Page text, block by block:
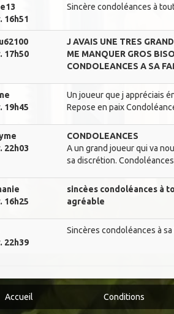
16h51
Sincère condoléances à
17h50
J AVAIS UNE TRES
ME MANQUER GROS
CONDOLEANCES A SA
19h45
Un joueur que j appréciais
Repose en paix
22h03
CONDOLEANCES
A un grand joueur qui va
sa discrétion.
16h25
sincèes condoléances à
agréable
22h39
Sincères condoléances à
Accueil Conditions